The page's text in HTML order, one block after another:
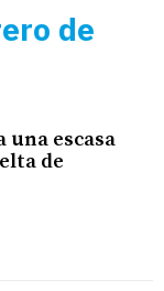
de
una escasa
de